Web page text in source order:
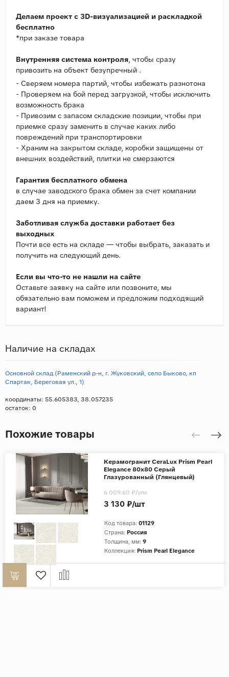
Делаем проект с 3D-визуализацией и раскладкой
бесплатно
*при заказе товара
Внутренняя система контроля, чтобы сразу
привозить на объект безупречный .
- Сверяем номера партий, чтобы избежать разнотона
- Проверяем на бой перед загрузкой, чтобы исключить
возможность брака
- Привозим с запасом складские позиции, чтобы при
приемке сразу заменить в случае каких либо
повреждений при транспортировки
- Храним на закрытом складе, коробки защищены от
внешних воздействий, плитки не смерзаются
Гарантия бесплатного обмена
в случае заводского брака обмен за счет компании
даем 3 дня на приемку.
Заботливая служба доставки работает без
выходных
Почти все есть на складе — чтобы выбрать, заказать и
получить на следующий день.
Если вы что-то не нашли на сайте
Оставьте заявку на сайте или позвоните, мы
обязательно вам поможем и предложим подходящий
вариант!
Наличие на складах
Основной склад (Раменский р-н, г. Жуковский, село Быково, кп
Спартак, Береговая ул., 1)
координаты: 55.605383, 38.057235
остаток: 0
Похожие товары
Керамогранит CeraLux Prism Pearl
Elegance 80x80 Серый
Глазурованный (Глянцевый)
Код товара: 01129
Страна: Россия
Толщина, мм: 9
Коллекция: Prism Pearl Elegance
3 130 ₽/шт
6 009.60 ₽/упк